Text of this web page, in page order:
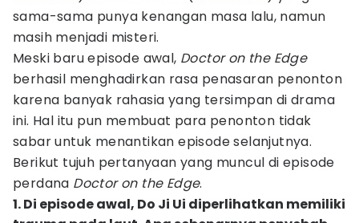
sama-sama punya kenangan masa lalu, namun
masih menjadi misteri.
Meski baru episode awal, Doctor on the Edge
berhasil menghadirkan rasa penasaran penonton
karena banyak rahasia yang tersimpan di drama
ini. Hal itu pun membuat para penonton tidak
sabar untuk menantikan episode selanjutnya.
Berikut tujuh pertanyaan yang muncul di episode
perdana Doctor on the Edge.
1. Di episode awal, Do Ji Ui diperlihatkan memiliki